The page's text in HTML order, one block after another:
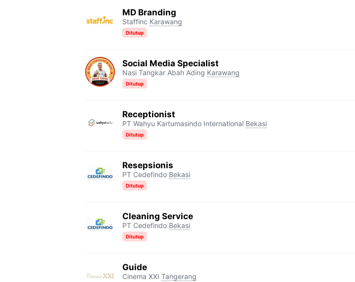
MD Branding
Staffinc Karawang
Ditutup
Social Media Specialist
Nasi Tangkar Abah Ading Karawang
Ditutup
Receptionist
PT Wahyu Kartumasindo International Bekasi
Ditutup
Resepsionis
PT Cedefindo Bekasi
Ditutup
Cleaning Service
PT Cedefindo Bekasi
Ditutup
Guide
Cinema XXI Tangerang